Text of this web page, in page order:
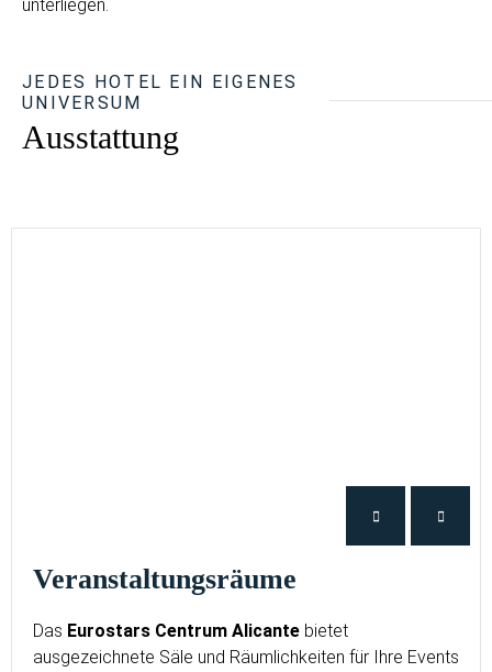
unterliegen.
JEDES HOTEL EIN EIGENES
UNIVERSUM
Ausstattung
Veranstaltungsräume
Das Eurostars Centrum Alicante bietet
ausgezeichnete Säle und Räumlichkeiten für Ihre Events